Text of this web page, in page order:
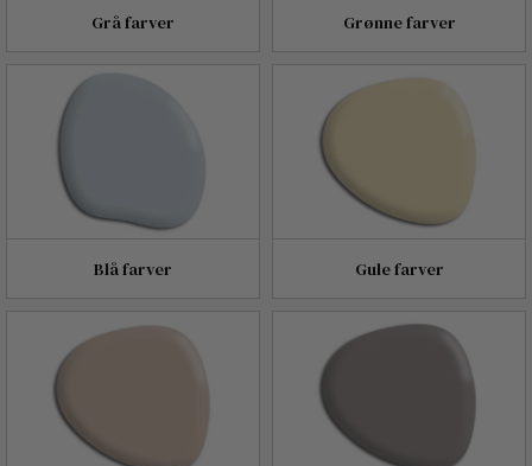
Grå farver Grønne farver
Blå farver Gule farver